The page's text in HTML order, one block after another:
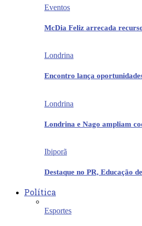
Eventos
McDia Feliz arrecada
Londrina
Encontro lança
Londrina
Londrina e Nago ampliam
Ibiporã
Destaque no PR, Educação
Política
Esportes